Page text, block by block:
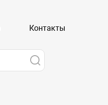
Контакты